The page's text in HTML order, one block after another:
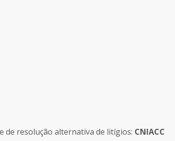
de resolução alternativa de litígios: CNIACC